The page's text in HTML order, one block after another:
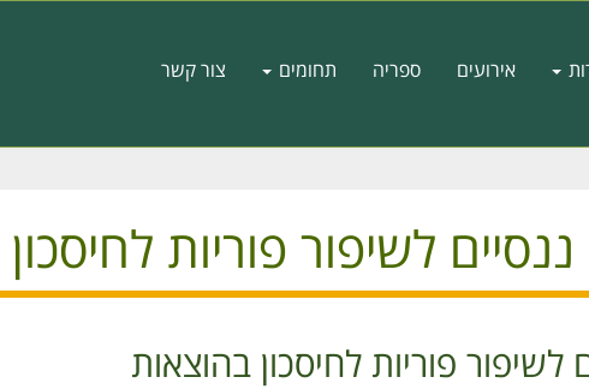
אירועים ספריה תחומים צור קשר
לשיפור פוריות
פוריות לחיסכון בהוצאות